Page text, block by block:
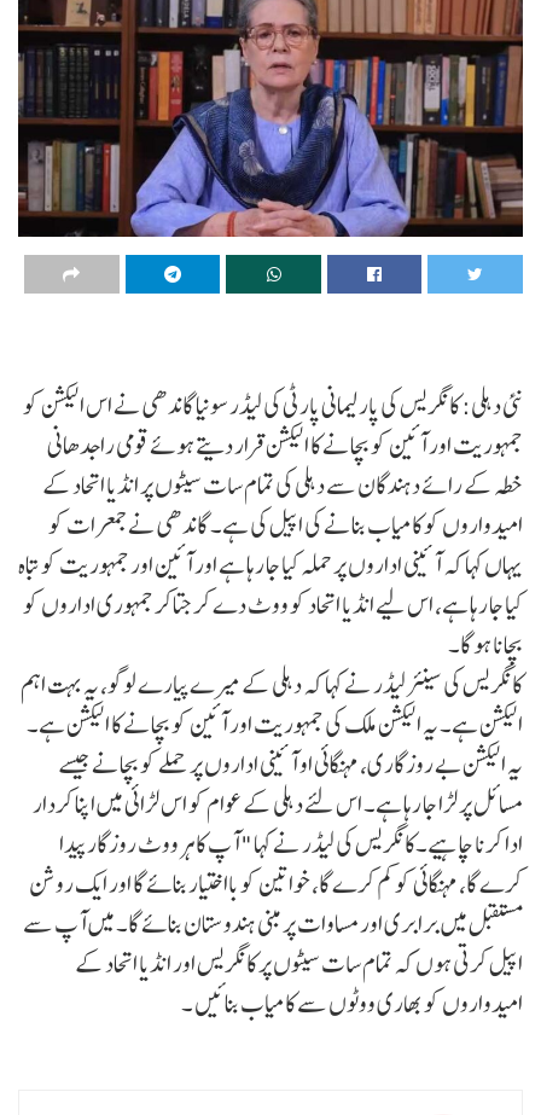
نئی دہلی: کانگریس کی پارلیمانی پارٹی کی لیڈر سونیا گاندھی نے اس الیکشن کو
جمہوریت اور آئین کو بچانے کا الیکشن قرار دیتے ہوئے قومی راجدھانی
خطہ کے رائے دہندگان سے دہلی کی تمام سات سیٹوں پر انڈیا اتحاد کے
امیدواروں کو کامیاب بنانے کی اپیل کی ہے۔ گاندھی نے جمعرات کو
یہاں کہا کہ آئینی اداروں پر حملہ کیا جا رہا ہے اور آئین اور جمہوریت کو تباہ
کیا جا رہا ہے، اس لیے انڈیا اتحاد کو ووٹ دے کر جتاکر جمہوری اداروں کو
بچانا ہو گا۔
کانگریس کی سینئر لیڈر نے کہا کہ دہلی کے میرے پیارے لوگو، یہ بہت اہم
الیکشن ہے۔ یہ الیکشن ملک کی جمہوریت اور آئین کو بچانے کا الیکشن ہے۔
یہ الیکشن بے روزگاری، مہنگائی او آئینی اداروں پر حملے کو بچانے جیسے
مسائل پر لڑا جا رہا ہے۔ اس لئے دہلی کے عوام کو اس لڑائی میں اپنا کردار
ادا کرنا چاہیے۔کانگریس کی لیڈر نے کہا "آپ کا ہر ووٹ روزگار پیدا
کرے گا، مہنگائی کو کم کرے گا، خواتین کو بااختیار بنائے گا اور ایک روشن
مستقبل میں برابری اور مساوات پر مبنی ہندوستان بنائے گا۔ میں آپ سے
اپیل کرتی ہوں کہ تمام سات سیٹوں پر کانگریس اور انڈیا اتحاد کے
امیدواروں کو بھاری ووٹوں سے کامیاب بنائیں ۔